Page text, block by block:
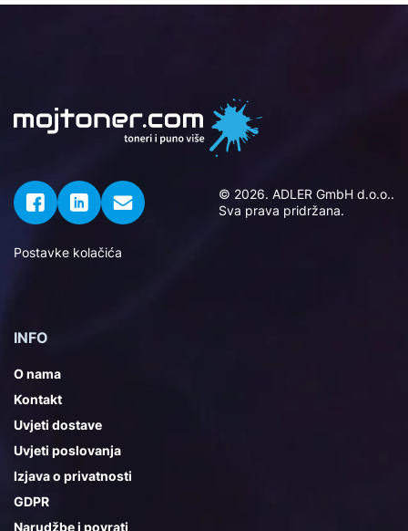
© 2026. ADLER GmbH d.o.o..
Sva prava pridržana.
Postavke kolačića
INFO
O nama
Kontakt
Uvjeti dostave
Uvjeti poslovanja
Izjava o privatnosti
GDPR
Narudžbe i povrati